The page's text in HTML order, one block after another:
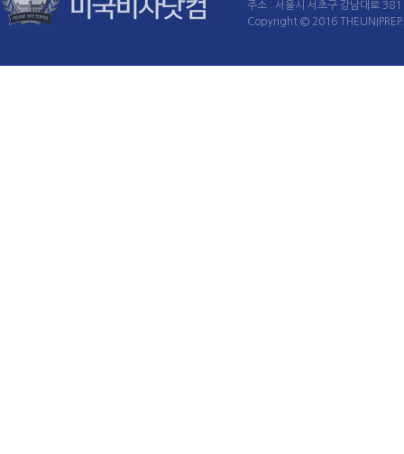
주소 : 서울시 서초구 강남대로
Copyright © 2016